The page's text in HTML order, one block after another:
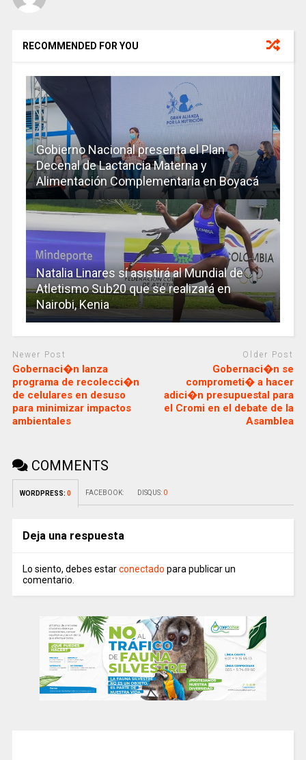
RECOMMENDED FOR YOU
Gobierno Nacional presenta el Plan
Decenal de Lactancia Materna y
Alimentación Complementaria en Boyacá
Natalia Linares sí asistirá al Mundial de
Atletismo Sub20 que se realizará en
Nairobi, Kenia
Newer Post
Gobernaci�n lanza
programa de recolecci�n
de celulares en desuso
para minimizar impactos
ambientales
Older Post
Gobernaci�n se
comprometi� a hacer
adici�n presupuestal para
el Cromi en el debate de la
Asamblea
COMMENTS
WORDPRESS: 0 FACEBOOK: DISQUS: 0
Deja una respuesta
Lo siento, debes estarconectado para publicar un
comentario.